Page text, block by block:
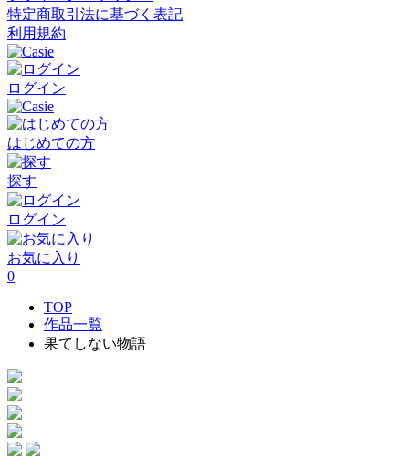
特定商取引法に基づく表記
利用規約
ログイン
はじめての方
探す
ログイン
お気に入り
0
TOP
作品一覧
果てしない物語